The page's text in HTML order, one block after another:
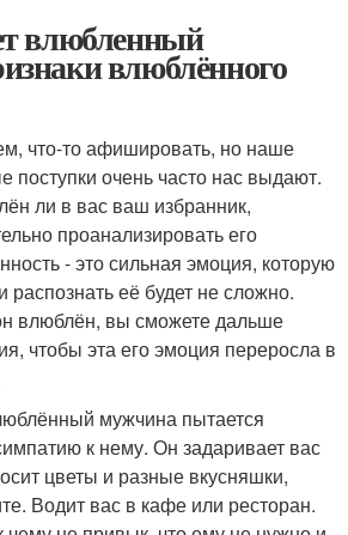
влюбленный
влюблённого
что-то афишировать, но наше
поступки очень часто нас выдают.
ли в вас ваш избранник,
проанализировать его
- это сильная эмоция, которую
распознать её будет не сложно.
влюблён, вы сможете дальше
чтобы эта его эмоция переросла в
мужчина пытается
к нему. Он задаривает вас
цветы и разные вкусняшки,
Водит вас в кафе или ресторан.